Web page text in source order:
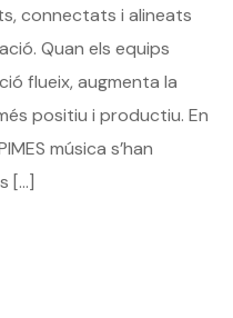
connectats i alineats
Quan els equips
flueix, augmenta la
positiu i productiu. En
música s’han
[…]